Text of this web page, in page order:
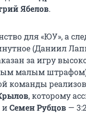
Ябелов.
для «ЮУ», а
(Даниил
за игру
малым
команды
, которому
иСемен Рубцов —